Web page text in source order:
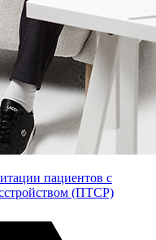
пациентов с
(ПТСР)